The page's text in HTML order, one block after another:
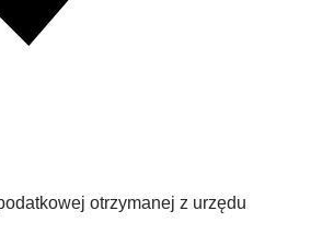
otrzymanej z urzędu